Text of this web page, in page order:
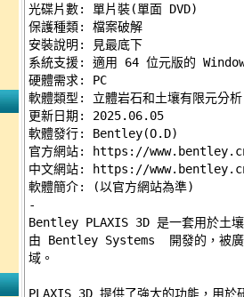
光碟片數: 單片裝(單面 DVD)
保護種類: 檔案破解
安裝說明:
見最底下
系統支援: 適用 64 位元版的
硬體需求: PC
軟體類型: 立體岩石和土壤有限元分
更新日期: 2025.06.05
軟體發行: Bentley(O.D)
官方網站:
https://
中文網站:
https://
-
Bentley PLAXIS 3D 是一套用於土
由 Bentley Systems  開發的，被廣
域。
PLAXIS 3D 提供了強大的功能，用